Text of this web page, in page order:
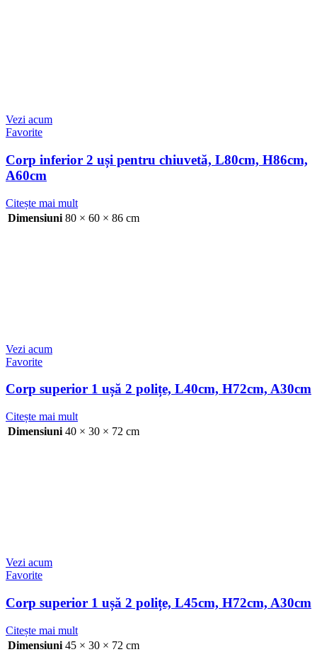
Vezi acum
Favorite
Corp inferior 2 uși pentru chiuvetă, L80cm, H86cm,
A60cm
Citește mai mult
Dimensiuni 80 × 60 × 86 cm
Vezi acum
Favorite
Corp superior 1 ușă 2 polițe, L40cm, H72cm, A30cm
Citește mai mult
Dimensiuni 40 × 30 × 72 cm
Vezi acum
Favorite
Corp superior 1 ușă 2 polițe, L45cm, H72cm, A30cm
Citește mai mult
Dimensiuni 45 × 30 × 72 cm